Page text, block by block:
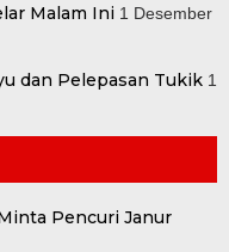
Malam Ini 1 Desember
dan Pelepasan Tukik 1
Pencuri Janur